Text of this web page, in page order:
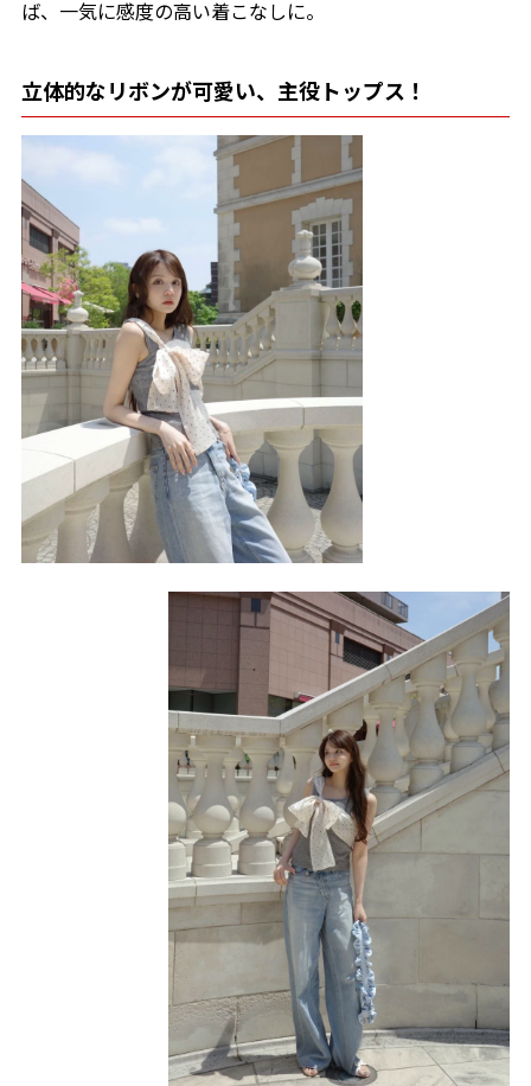
ば、一気に感度の高い着こなしに。
立体的なリボンが可愛い、主役トップス！